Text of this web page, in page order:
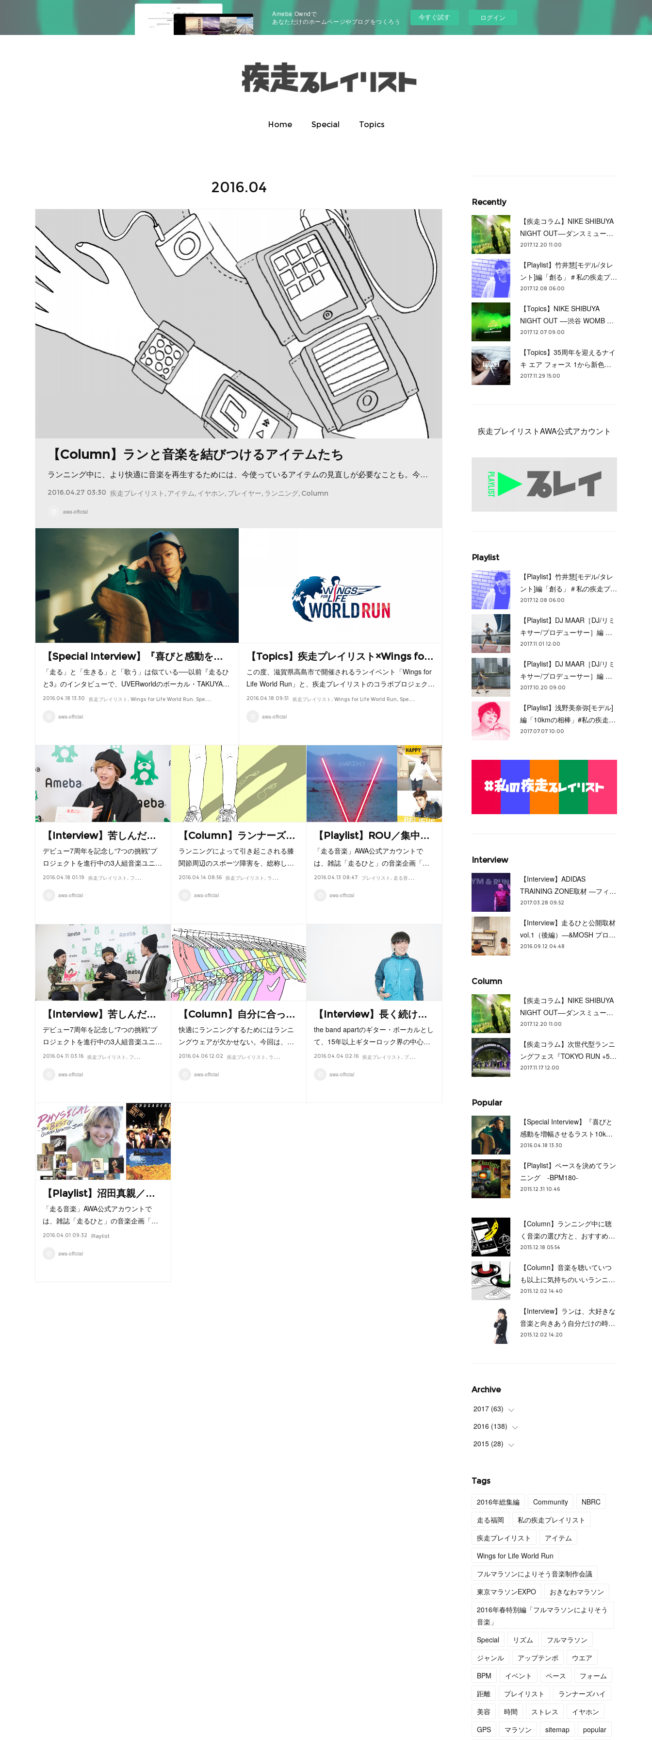
Ameba Owndで
あなただけのホームページやブログをつくろう
今すぐ試す ログイン
Home Special Topics
2016.04
【Column】ランと音楽を結びつけるアイテムたち
ランニング中に、より快適に音楽を再生するためには、今使っているアイテムの見直しが必要なことも。今…
2016.04.27 03:30 疾走プレイリスト アイテム イヤホン プレイヤー ランニング Column
awa-official
【Special Interview】『喜びと感動を…
「走る」と「生きる」と「歌う」は似ている──以前『走るひ
と3』のインタビューで、UVERworldのボーカル・TAKUYA…
2016.04.18 13:30 疾走プレイリスト Wings for Life World Run Special Interview
awa-official
【Topics】疾走プレイリスト×Wings fo…
この度、滋賀県高島市で開催されるランイベント「Wings for
Life World Run」と、疾走プレイリストのコラボプロジェク…
2016.04.18 09:51 疾走プレイリスト Wings for Life World Run Special
awa-official
【Interview】苦しんだ…
デビュー7周年を記念し“7つの挑戦”プ
ロジェクトを進行中の3人組音楽ユニ…
2016.04.18 01:19 疾走プレイリスト フルマラソン ランニング Interview
awa-official
【Column】ランナーズ…
ランニングによって引き起こされる膝
関節周辺のスポーツ障害を、総称し…
2016.04.14 08:56 疾走プレイリスト ランニング Column
awa-official
【Playlist】ROU／集中…
「走る音楽」AWA公式アカウントで
は、雑誌「走るひと」の音楽企画「…
2016.04.13 08:47 プレイリスト 走る音楽 Playlist
awa-official
【Interview】苦しんだ…
デビュー7周年を記念し“7つの挑戦”プ
ロジェクトを進行中の3人組音楽ユニ…
2016.04.11 03:16 疾走プレイリスト フルマラソン ランニング Interview
awa-official
【Column】自分に合っ…
快適にランニングするためにはランニ
ングウェアが欠かせない。今回は、…
2016.04.06 12:02 疾走プレイリスト ランニング Column
awa-official
【Interview】長く続け…
the band apartのギター・ボーカルとし
て、15年以上ギターロック界の中心…
2016.04.04 02:16 疾走プレイリスト プレイリスト ランニング Interview
awa-official
【Playlist】沼田真親／…
「走る音楽」AWA公式アカウントで
は、雑誌「走るひと」の音楽企画「…
2016.04.01 09:32 Playlist
awa-official
Recently
【疾走コラム】NIKE SHIBUYA
NIGHT OUT––ダンスミュー…
2017.12.20 11:00
【Playlist】竹井慧[モデル/タレ
ント]編「創る」＃私の疾走プ…
2017.12.08 06:00
【Topics】NIKE SHIBUYA
NIGHT OUT ––渋谷 WOMB …
2017.12.07 09:00
【Topics】35周年を迎えるナイ
キ エア フォース 1から新色…
2017.11.29 15:00
疾走プレイリストAWA公式アカウント
Playlist
【Playlist】竹井慧[モデル/タレ
ント]編「創る」＃私の疾走プ…
2017.12.08 06:00
【Playlist】DJ MAAR［DJ/リミ
キサー/プロデューサー］編 …
2017.11.01 12:00
【Playlist】DJ MAAR［DJ/リミ
キサー/プロデューサー］編 …
2017.10.20 09:00
【Playlist】浅野美奈弥[モデル]
編「10kmの相棒」#私の疾走…
2017.07.07 10:00
Interview
【Interview】ADIDAS
TRAINING ZONE取材 —フィ…
2017.03.28 09:52
【Interview】走るひと公開取材
vol.1（後編）—&MOSH プロ…
2016.09.12 04:48
Column
【疾走コラム】NIKE SHIBUYA
NIGHT OUT––ダンスミュー…
2017.12.20 11:00
【疾走コラム】次世代型ランニ
ングフェス『TOKYO RUN +5…
2017.11.17 12:00
Popular
【Special Interview】『喜びと
感動を増幅させるラスト10k…
2016.04.18 13:30
【Playlist】ペースを決めてラン
ニング -BPM180-
2015.12.31 10:46
【Column】ランニング中に聴
く音楽の選び方と、おすすめ…
2015.12.18 05:54
【Column】音楽を聴いていつ
も以上に気持ちのいいランニ…
2015.12.02 14:40
【Interview】ランは、大好きな
音楽と向きあう自分だけの時…
2015.12.02 14:20
Archive
2017 (63)
(3)
(4)
5)
7)
(15)
2016 (138)
(9)
10 )
10 )
(16)
2015 (28)
Tags
2016年総集編 Community
NBRC
走る福岡
私の疾走プレイリスト
疾走プレイリスト
アイテム
Wings for Life World Run
フルマラソンによりそう音楽制作会議
東京マラソンEXPO
おきなわマラソン
2016年春特別編「フルマラソンによりそう
音楽」
Special
リズム
フルマラソン
ジャンル
アップテンポ
ウエア
BPM
イベント ペース
フォーム
距離
プレイリスト
ランナーズハイ
美容
時間 ストレス
イヤホン
GPS
マラソン sitemap popular